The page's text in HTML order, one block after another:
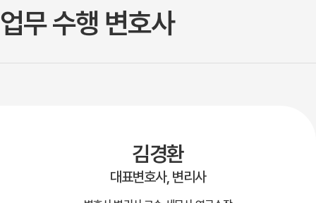
업무 수행 변호사
김경환
대표변호사, 변리사